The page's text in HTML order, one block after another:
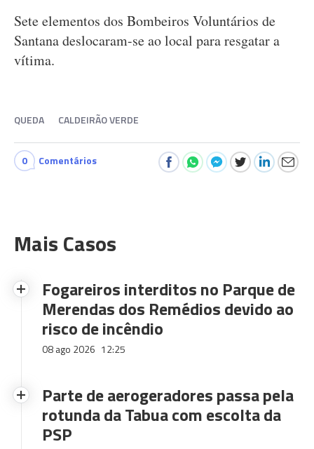
Sete elementos dos Bombeiros Voluntários de
Santana deslocaram-se ao local para resgatar a
vítima.
QUEDA CALDEIRÃO VERDE
0 Comentários
Mais Casos
Fogareiros interditos no Parque de
Merendas dos Remédios devido ao
risco de incêndio
08 ago 2026 12:25
Parte de aerogeradores passa pela
rotunda da Tabua com escolta da
PSP